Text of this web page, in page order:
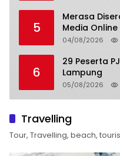
5
Merasa
Media Online
04/08/2026
6
29 Peserta PJJ
Lampung
05/08/2026
Travelling
Tour, Travelling, beach,